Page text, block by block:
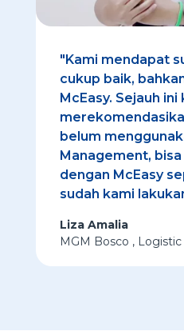
"Kami mendapat
cukup baik,
McEasy. Sejauh ini
belum
Management,
dengan McEasy
sudah kami
Liza Amalia
MGM Bosco ,